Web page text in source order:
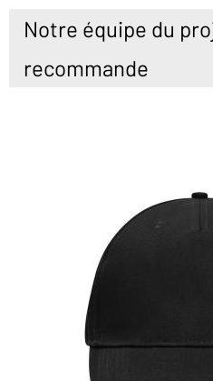
Notre équipe du
recommande